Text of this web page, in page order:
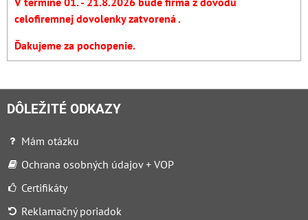
celofiremnej dovolenky zatvorená .
Ďakujeme za pochopenie.
DÔLEŽITÉ ODKAZY
Mám otázku
Ochrana osobných údajov + VOP
Certifikáty
Reklamačný poriadok